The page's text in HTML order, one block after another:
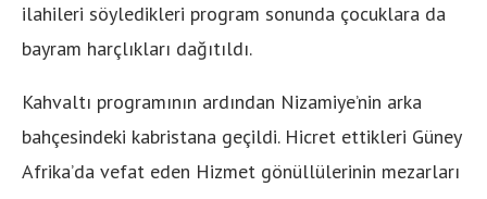
ilahileri söyledikleri program sonunda çocuklara da
bayram harçlıkları dağıtıldı.
Kahvaltı programının ardından Nizamiye’nin arka
bahçesindeki kabristana geçildi. Hicret ettikleri Güney
Afrika’da vefat eden Hizmet gönüllülerinin mezarları